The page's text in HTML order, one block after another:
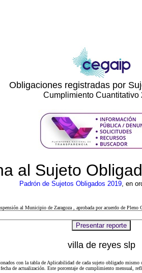
Obligaciones registradas por
Cumplimiento Cuantitativo
al Sujeto
Padrón de Sujetos Obligados 2019, en
al Municipio de Zaragoza , aprobada por acuerdo de
villa de reyes slp
con la tabla de Aplicabilidad de cada sujeto obligado mismo
de actualización. Este porcentaje de cumplimiento